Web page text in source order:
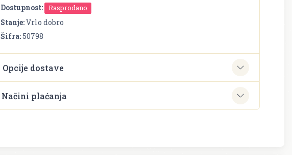
Dostupnost:
Rasprodano
Stanje:Vrlo dobro
Šifra:50798
Opcije dostave
Načini plaćanja